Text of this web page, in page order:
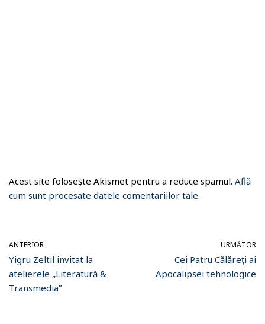
Acest site folosește Akismet pentru a reduce spamul. Află
cum sunt procesate datele comentariilor tale.
ANTERIOR
Yigru Zeltil invitat la
atelierele „Literatură &
Transmedia”
URMĂTOR
Cei Patru Călăreți ai
Apocalipsei tehnologice